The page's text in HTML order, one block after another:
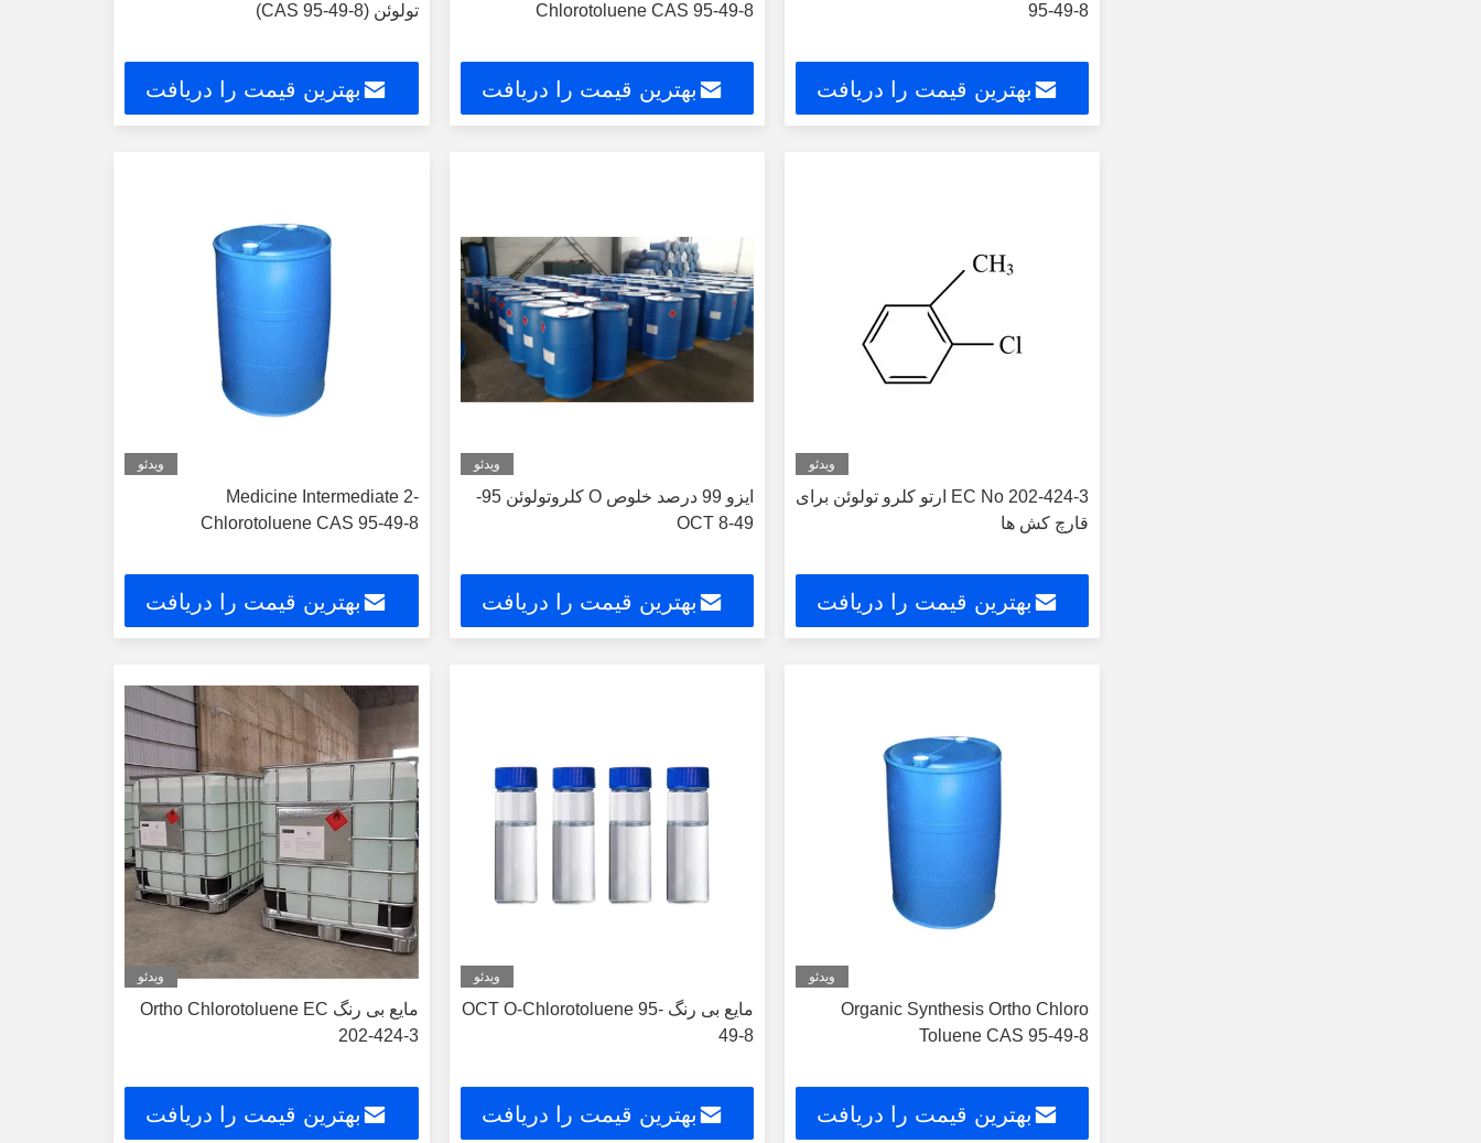
95-49-8
بهترین قیمت را دریافت
Chlorotoluene CAS 95-49-8
بهترین قیمت را دریافت
تولوئن (CAS 95-49-8)
بهترین قیمت را دریافت
ویدئو
EC No 202-424-3 ارتو کلرو تولوئن برای
قارچ کش ها
بهترین قیمت را دریافت
ویدئو
ایزو 99 درصد خلوص O کلروتولوئن 95-
49-8 OCT
بهترین قیمت را دریافت
ویدئو
Medicine Intermediate 2-
Chlorotoluene CAS 95-49-8
بهترین قیمت را دریافت
ویدئو
Organic Synthesis Ortho Chloro
Toluene CAS 95-49-8
بهترین قیمت را دریافت
ویدئو
مایع بی رنگ OCT O-Chlorotoluene 95-
49-8
بهترین قیمت را دریافت
ویدئو
مایع بی رنگ Ortho Chlorotoluene EC
202-424-3
بهترین قیمت را دریافت